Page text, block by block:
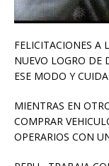
FELICITACIONES A
NUEVO LOGRO DE
ESE MODO Y
MIENTRAS EN
COMPRAR
OPERARIOS CON